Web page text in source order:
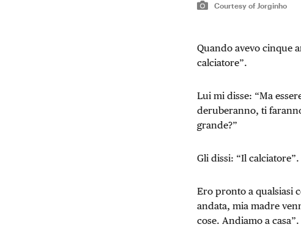
Courtesy of Jorginho
Quando avevo cinque
calciatore”.
Lui mi disse: “Ma
deruberanno, ti
grande?”
Gli dissi: “Il calciatore”.
Ero pronto a qualsiasi
andata, mia madre
cose. Andiamo a casa”.